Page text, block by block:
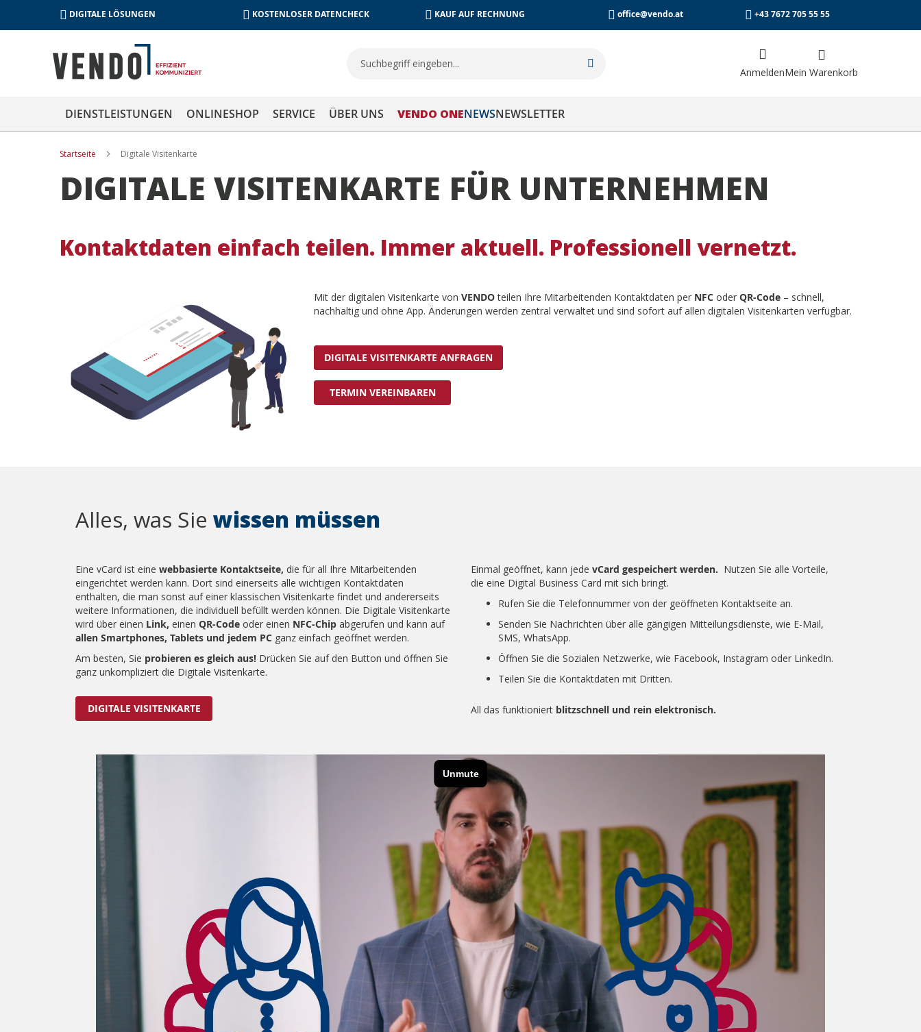
DIGITALE LÖSUNGEN KOSTENLOSER DATENCHECK KAUF AUF RECHNUNG office@vendo.at +43 7672 705 55 55
AnmeldenMein Warenkorb
DIENSTLEISTUNGEN ONLINESHOP SERVICE ÜBER UNS VENDO ONENEWSNEWSLETTER
Startseite Digitale Visitenkarte
DIGITALE VISITENKARTE FÜR UNTERNEHMEN
Kontaktdaten einfach teilen. Immer aktuell. Professionell vernetzt.
Mit der digitalen Visitenkarte vonVENDOteilen Ihre Mitarbeitenden Kontaktdaten per NFC oderQR-Code – schnell,
nachhaltig und ohne App. Änderungen werden zentral verwaltet und sind sofort auf allen digitalen Visitenkarten verfügbar.
DIGITALE VISITENKARTE ANFRAGEN
TERMIN VEREINBAREN
Alles, was Sie wissen müssen
Eine vCard ist eine webbasierte Kontaktseite, die für all Ihre Mitarbeitenden
eingerichtet werden kann. Dort sind einerseits alle wichtigen Kontaktdaten
enthalten, die man sonst auf einer klassischen Visitenkarte findet und andererseits
weitere Informationen, die individuell befüllt werden können. Die Digitale Visitenkarte
wird über einen Link, einen QR-Code oder einen NFC-Chip abgerufen und kann auf
allen Smartphones, Tablets und jedem PC ganz einfach geöffnet werden.
Am besten, Sie probieren es gleich aus! Drücken Sie auf den Button und öffnen Sie
ganz unkompliziert die Digitale Visitenkarte.
DIGITALE VISITENKARTE
Einmal geöffnet, kann jede vCard gespeichert werden. Nutzen Sie alle Vorteile,
die eine Digital Business Card mit sich bringt.
Rufen Sie die Telefonnummer von der geöffneten Kontaktseite an.
Senden Sie Nachrichten über alle gängigen Mitteilungsdienste, wie E-Mail,
SMS, WhatsApp.
Öffnen Sie die Sozialen Netzwerke, wie Facebook, Instagram oder LinkedIn.
Teilen Sie die Kontaktdaten mit Dritten.
All das funktioniert blitzschnell und rein elektronisch.